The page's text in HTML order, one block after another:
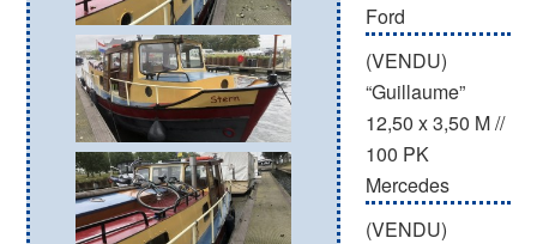
Ford
(VENDU)
“Guillaume”
12,50 x 3,50 M //
100 PK
Mercedes
(VENDU)